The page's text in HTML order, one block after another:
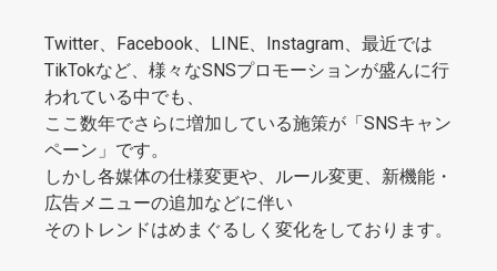
Twitter、Facebook、LINE、Instagram、最近では
TikTokなど、様々なSNSプロモーションが盛んに行
われている中でも、
ここ数年でさらに増加している施策が「SNSキャン
ペーン」です。
しかし各媒体の仕様変更や、ルール変更、新機能・
広告メニューの追加などに伴い
そのトレンドはめまぐるしく変化をしております。